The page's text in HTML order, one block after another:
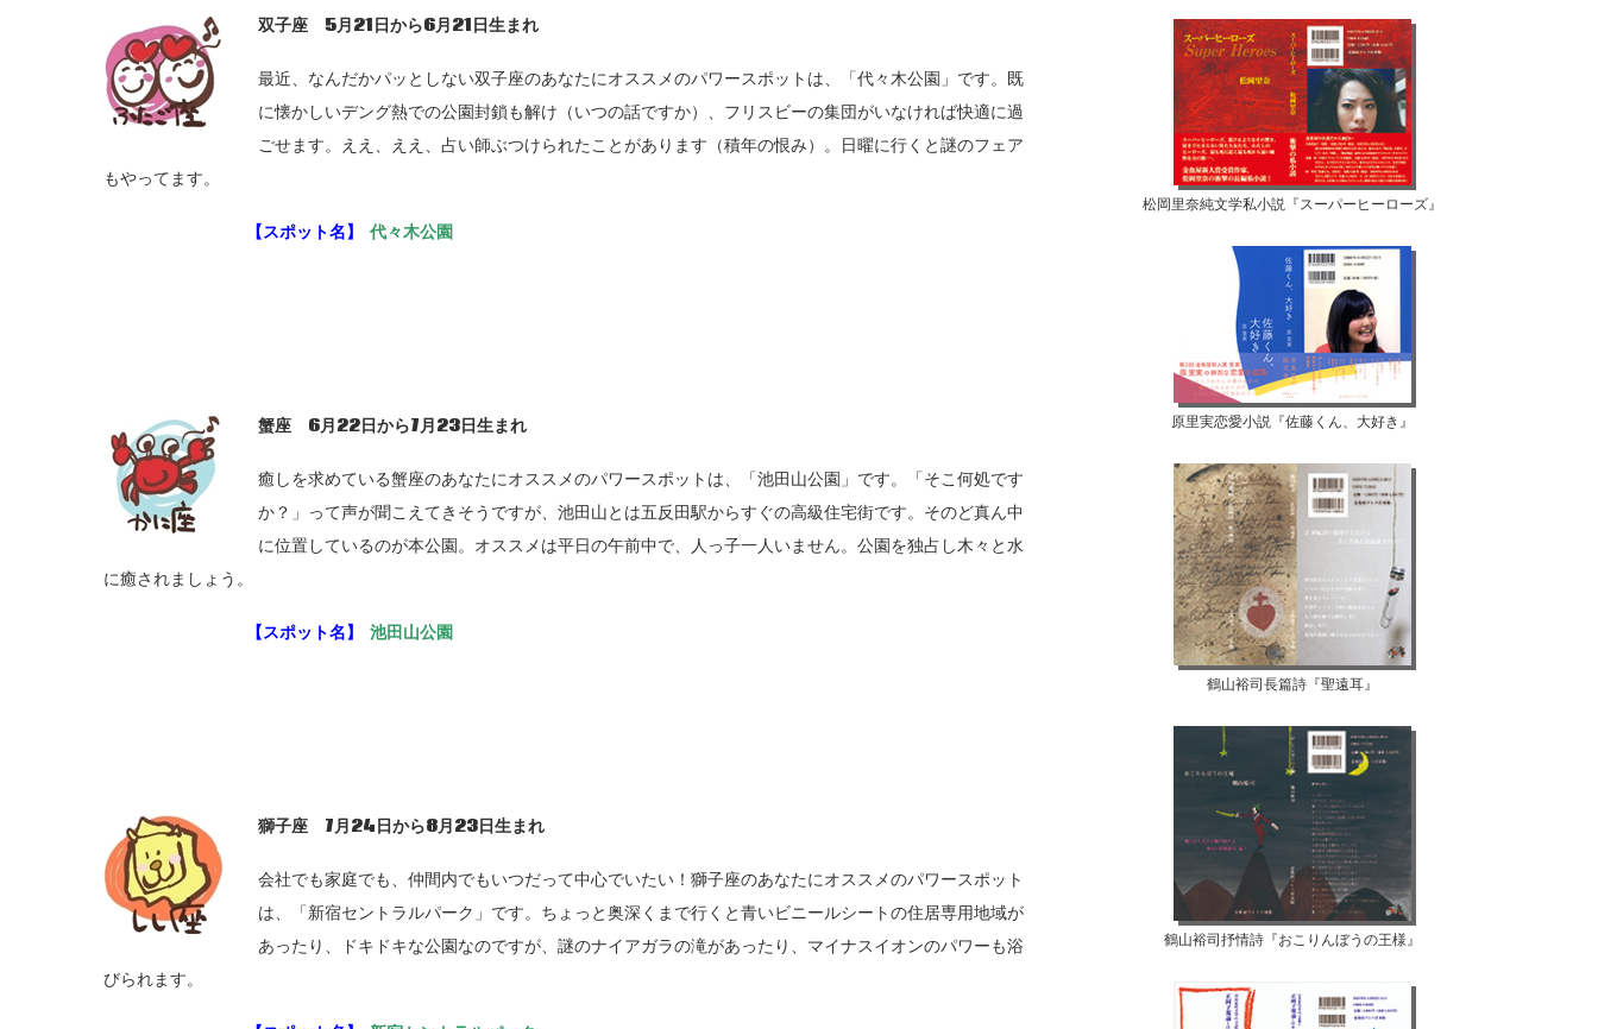
双子座 5月21日から6月21日生まれ
最近、なんだかパッとしない双子座のあなたにオススメのパワースポットは、「代々木公園」です。既
に懐かしいデング熱での公園封鎖も解け（いつの話ですか）、フリスビーの集団がいなければ快適に過
ごせます。ええ、ええ、占い師ぶつけられたことがあります（積年の恨み）。日曜に行くと謎のフェア
もやってます。
【スポット名】 代々木公園
蟹座 6月22日から7月23日生まれ
癒しを求めている蟹座のあなたにオススメのパワースポットは、「池田山公園」です。「そこ何処です
か？」って声が聞こえてきそうですが、池田山とは五反田駅からすぐの高級住宅街です。そのど真ん中
に位置しているのが本公園。オススメは平日の午前中で、人っ子一人いません。公園を独占し木々と水
に癒されましょう。
【スポット名】 池田山公園
獅子座 7月24日から8月23日生まれ
会社でも家庭でも、仲間内でもいつだって中心でいたい！獅子座のあなたにオススメのパワースポット
は、「新宿セントラルパーク」です。ちょっと奥深くまで行くと青いビニールシートの住居専用地域が
あったり、ドキドキな公園なのですが、謎のナイアガラの滝があったり、マイナスイオンのパワーも浴
びられます。
松岡里奈純文学私小説『スーパーヒーローズ』
原里実恋愛小説『佐藤くん、大好き』
鶴山裕司長篇詩『聖遠耳』
鶴山裕司抒情詩『おこりんぼうの王様』